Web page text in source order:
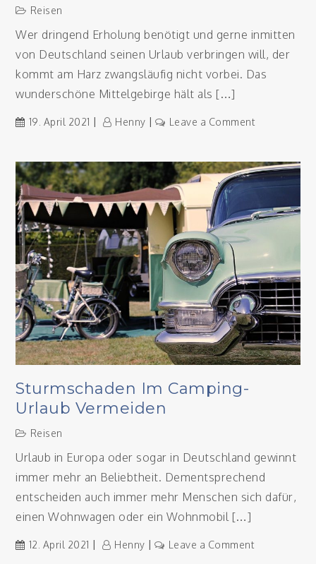
Reisen
Wer dringend Erholung benötigt und gerne inmitten
von Deutschland seinen Urlaub verbringen will, der
kommt am Harz zwangsläufig nicht vorbei. Das
wunderschöne Mittelgebirge hält als […]
19. April 2021 Henny Leave a Commenton
Harz:
Kulinarische
Highlights
entdecken
Sturmschaden Im Camping-
Urlaub Vermeiden
Reisen
Urlaub in Europa oder sogar in Deutschland gewinnt
immer mehr an Beliebtheit. Dementsprechend
entscheiden auch immer mehr Menschen sich dafür,
einen Wohnwagen oder ein Wohnmobil […]
12. April 2021 Henny Leave a Commenton